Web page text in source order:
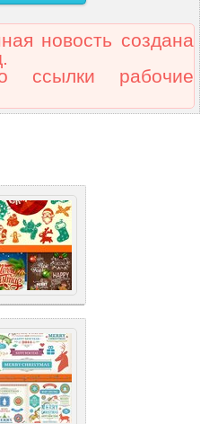
новость создана
ссылки рабочие